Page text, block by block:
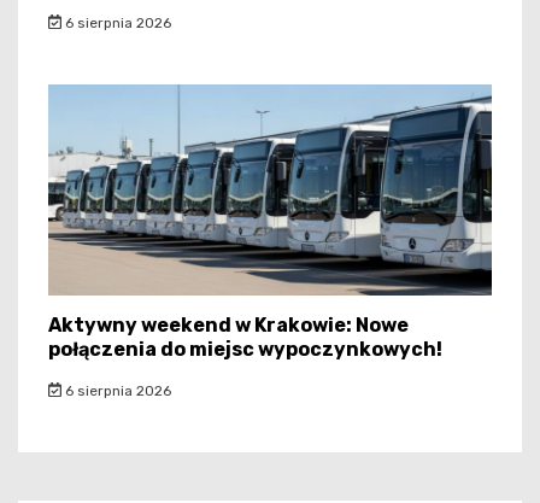
6 sierpnia 2026
Aktywny weekend w Krakowie: Nowe
połączenia do miejsc wypoczynkowych!
6 sierpnia 2026